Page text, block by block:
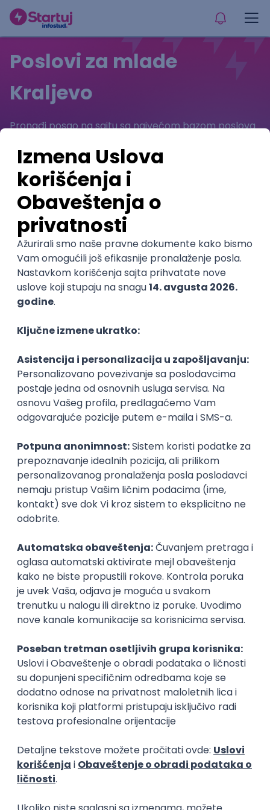
Poslovi za mlade
Kraljevo
Pronađi posao na sajtu sa najvećom bazom poslova
srednjoškolce na jednom mestu.
Kraljevo (14 oglasa)
Oblast rada
Pozicija
Izaberi način rada
Prvi posao
Rezultati pretrage
(14 rezultata)
Nema rezultata za zadate kriterijume.
Poslovi
Stipendije
O nama Uslovi korišćenja
Politika privatnosti Politika kolačića
Kontakt